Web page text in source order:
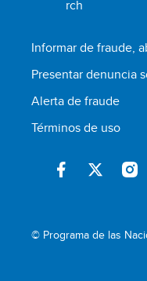
Informar de fraude,
Presentar denuncia
Alerta de fraude
Términos de uso
© Programa de las